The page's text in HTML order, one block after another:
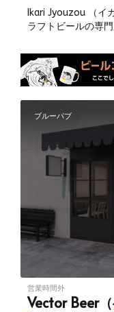
Ikari Jyouzou （イ
ラフトビールの専
も味わってほしい
はそれぞれ特徴が
ールのテークアウ
ブルーパブ
Vector Beer
営業時間外